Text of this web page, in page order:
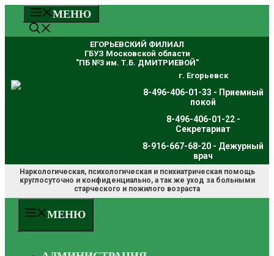
Перейти
содержимому
МЕНЮ
ЕГОРЬЕВСКИЙ ФИЛИАЛ
ГБУЗ Московской области
"ПБ №3 им. Т.Б. ДМИТРИЕВОЙ"
г. Егорьевск
8-496-406-01-33 - Приемный
покой
8-496-406-01-22 -
Секретариат
8-916-667-68-20 - Дежурный
врач
Наркологическая, психологическая и психиатрическая помощь
круглосуточно и конфиденциально, а так же уход за больными
старческого и пожилого возраста
МЕНЮ